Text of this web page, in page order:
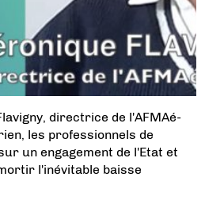
directrice de l'AFMAé-
les professionnels de
un engagement de l'Etat et
l'inévitable baisse